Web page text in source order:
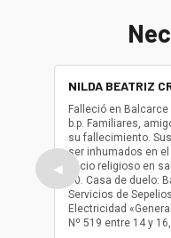
◀
NILDA BEATRIZ
Falleció en
b.p. Familiares,
su fallecimiento.
ser inhumados en
oficio religioso en
10. Casa de duelo:
Servicios de
Electricidad
Nº 519 entre 14 y